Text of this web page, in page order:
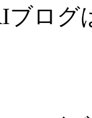
ブログ